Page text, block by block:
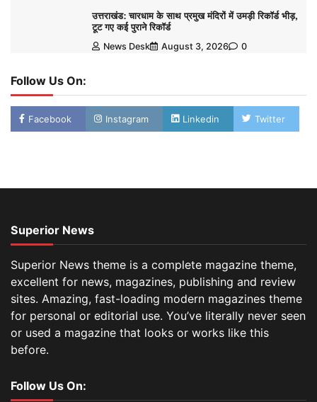
उत्तराखंड: चारधाम के साथ प्रमुख मंदिरों में उमड़ी रिकॉर्ड भीड़,
टूट गए कई पुराने रिकॉर्ड
News Desk August 3, 2026 0
Follow Us On:
Facebook Instagram Linkedin Twitter
Superior News
Superior News theme is a complete magazine theme,
excellent for news, magazines, publishing and review
sites. Amazing, fast-loading modern magazines theme
for personal or editorial use. You’ve literally never seen
or used a magazine that looks or works like this
before.
Follow Us On: